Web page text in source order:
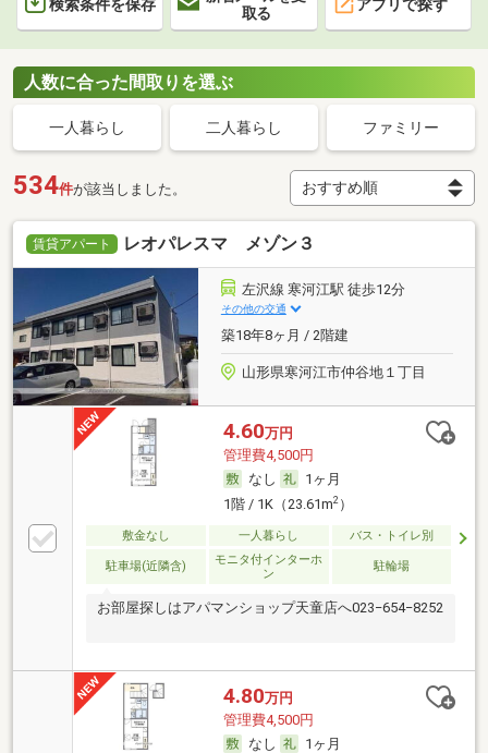
検索条件を保存
取る
アプリで探す
人数に合った間取りを選ぶ
一人暮らし 二人暮らし ファミリー
534件が該当しました。
賃貸アパート レオパレスマ メゾン３
左沢線 寒河江駅 徒歩12分
その他の交通
築18年8ヶ月 / 2階建
山形県寒河江市仲谷地１丁目
4.60万円
管理費4,500円
なし
1ヶ月
1階 / 1K（23.61m2）
敷金なし 一人暮らし バス・トイレ別
駐車場(近隣含)
モニタ付インターホ
ン
駐輪場
お部屋探しはアパマンショップ天童店へ023−654−8252
4.80万円
管理費4,500円
なし
1ヶ月